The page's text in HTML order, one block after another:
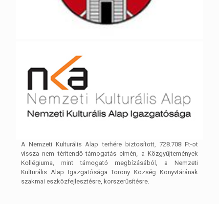
A Nemzeti Kulturális Alap terhére biztosított, 728.708 Ft-ot
vissza nem térítendő támogatás címén, a Közgyűjtemények
Kollégiuma, mint támogató megbízásából, a Nemzeti
Kulturális Alap Igazgatósága Torony Község Könyvtárának
szakmai eszközfejlesztésre, korszerűsítésre.